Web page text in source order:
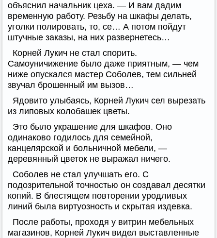
объяснил начальник цеха. — И вам дадим
временную работу. Резьбу на шкафы делать,
уголки полировать, то, се… А потом пойдут
штучные заказы, на них развернетесь…
Корней Лукич не стал спорить.
Самоуничижение было даже приятным, — чем
ниже опускался мастер Соболев, тем сильней
звучал брошенный им вызов…
Ядовито улыбаясь, Корней Лукич сел вырезать
из липовых колобашек цветы.
Это было украшение для шкафов. Оно
одинаково годилось для семейной,
канцелярской и больничной мебели, —
деревянный цветок не выражал ничего.
Соболев не стал улучшать его. С
подозрительной точностью он создавал десятки
копий. В блестящем повторении уродливых
линий была виртуозность и скрытая издевка.
После работы, проходя у витрин мебельных
магазинов, Корней Лукич видел выставленные